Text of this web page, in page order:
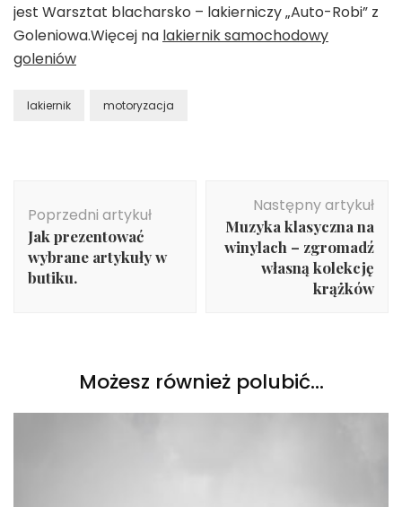
jest Warsztat blacharsko – lakierniczy „Auto-Robi” z
Goleniowa.Więcej na lakiernik samochodowy
goleniów
lakiernik motoryzacja
wpisu
Poprzedni artykuł
Jak prezentować
wybrane artykuły w
butiku.
Następny artykuł
Muzyka klasyczna na
winylach – zgromadź
własną kolekcję
krążków
Możesz również polubić…